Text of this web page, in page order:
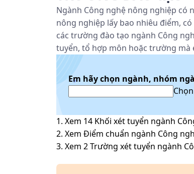
Ngành Công nghệ nông nghiệp có
nông nghiệp lấy bao nhiêu điểm,
các trường đào tạo ngành Công
tuyển, tổ hợp môn hoặc trường mà
Em hãy chọn ngành, nhóm
1. Xem 14 Khối xét tuyển ngành
2. Xem Điểm chuẩn ngành Công
3. Xem 2Trường xét tuyển ngành